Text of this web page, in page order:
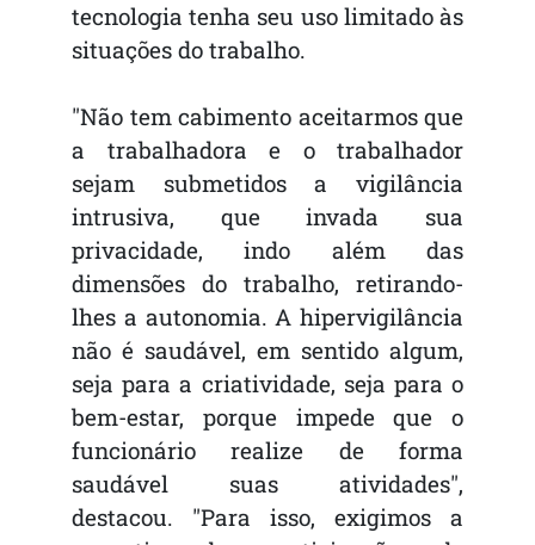
tecnologia tenha seu uso limitado às
situações do trabalho.
"Não tem cabimento aceitarmos que
a trabalhadora e o trabalhador
sejam submetidos a vigilância
intrusiva, que invada sua
privacidade, indo além das
dimensões do trabalho, retirando-
lhes a autonomia. A hipervigilância
não é saudável, em sentido algum,
seja para a criatividade, seja para o
bem-estar, porque impede que o
funcionário realize de forma
saudável suas atividades",
destacou. "Para isso, exigimos a